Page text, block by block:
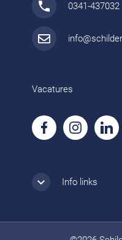
0341-437032
Vacatures
Info links